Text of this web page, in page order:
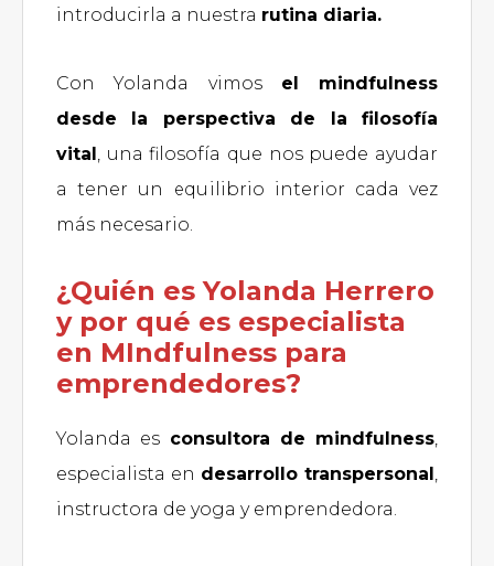
introducirla a nuestra rutina diaria.
Con Yolanda vimos el mindfulness
desde la perspectiva de la filosofía
vital, una filosofía que nos puede ayudar
a tener un equilibrio interior cada vez
más necesario.
¿Quién es Yolanda Herrero
y por qué es especialista
en MIndfulness para
emprendedores?
Yolanda es consultora de mindfulness,
especialista en desarrollo transpersonal,
instructora de yoga y emprendedora.